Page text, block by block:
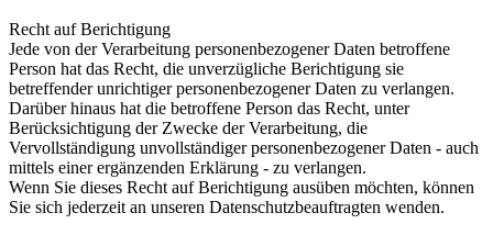
Recht auf Berichtigung
Jede von der Verarbeitung personenbezogener Daten betroffene
Person hat das Recht, die unverzügliche Berichtigung sie
betreffender unrichtiger personenbezogener Daten zu verlangen.
Darüber hinaus hat die betroffene Person das Recht, unter
Berücksichtigung der Zwecke der Verarbeitung, die
Vervollständigung unvollständiger personenbezogener Daten - auch
mittels einer ergänzenden Erklärung - zu verlangen.
Wenn Sie dieses Recht auf Berichtigung ausüben möchten, können
Sie sich jederzeit an unseren Datenschutzbeauftragten wenden.